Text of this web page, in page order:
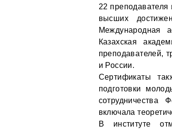
22
высших
Международная
Казахская
преподавателей,
и России.
Сертификаты
подготовки
сотрудничества
включала
В институте